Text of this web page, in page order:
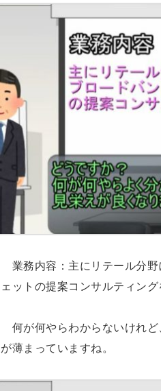
業務内容：主にリテール分野
ェットの提案コンサルティング
何が何やらわからないけれど
が薄まっていますね。